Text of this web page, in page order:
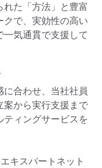
た「方法」と豊富
クで、実効性の高い
気通貫で支援して
合わせ、当社社員
案から実行支援まで
ィングサービスを
キスパートネット